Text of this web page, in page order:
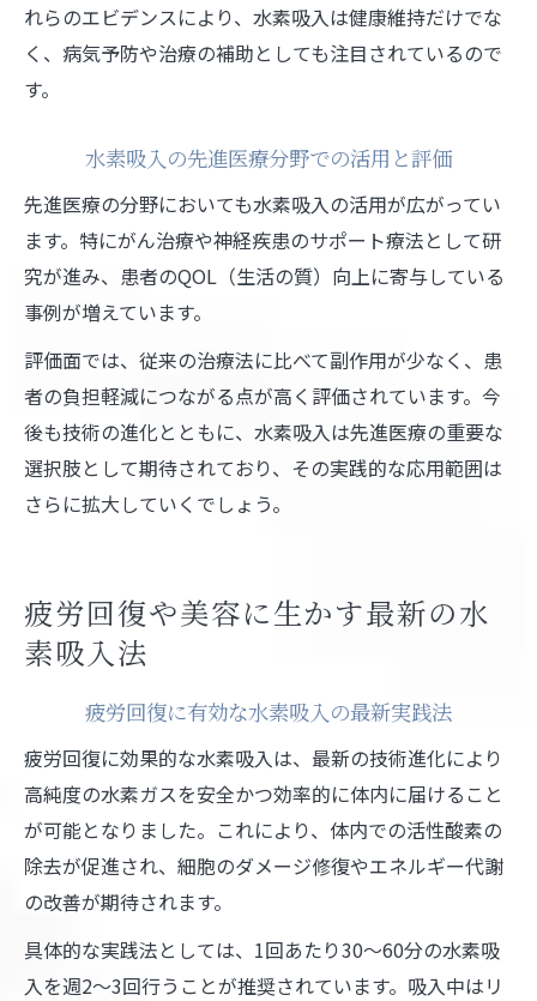
れらのエビデンスにより、水素吸入は健康維持だけでな
く、病気予防や治療の補助としても注目されているので
す。
水素吸入の先進医療分野での活用と評価
先進医療の分野においても水素吸入の活用が広がってい
ます。特にがん治療や神経疾患のサポート療法として研
究が進み、患者のQOL（生活の質）向上に寄与している
事例が増えています。
評価面では、従来の治療法に比べて副作用が少なく、患
者の負担軽減につながる点が高く評価されています。今
後も技術の進化とともに、水素吸入は先進医療の重要な
選択肢として期待されており、その実践的な応用範囲は
さらに拡大していくでしょう。
疲労回復や美容に生かす最新の水
素吸入法
疲労回復に有効な水素吸入の最新実践法
疲労回復に効果的な水素吸入は、最新の技術進化により
高純度の水素ガスを安全かつ効率的に体内に届けること
が可能となりました。これにより、体内での活性酸素の
除去が促進され、細胞のダメージ修復やエネルギー代謝
の改善が期待されます。
具体的な実践法としては、1回あたり30～60分の水素吸
入を週2～3回行うことが推奨されています。吸入中はリ